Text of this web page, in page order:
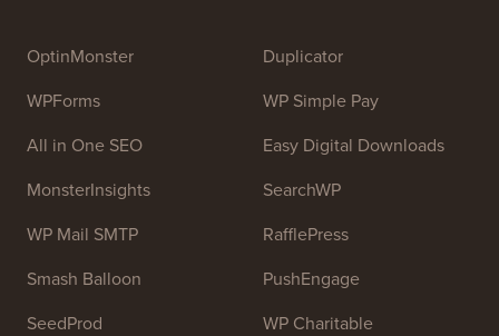
OptinMonster
WPForms
All in One SEO
MonsterInsights
WP Mail SMTP
Smash Balloon
SeedProd
Duplicator
WP Simple Pay
Easy Digital Downloads
SearchWP
RafflePress
PushEngage
WP Charitable